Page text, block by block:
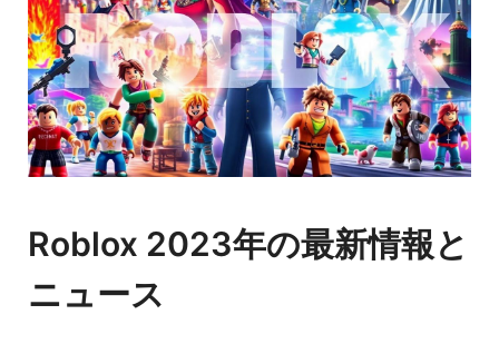
Roblox 2023年の最新情報と
ニュース